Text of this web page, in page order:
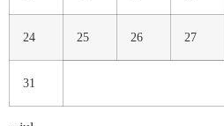
24 25 26 27
31